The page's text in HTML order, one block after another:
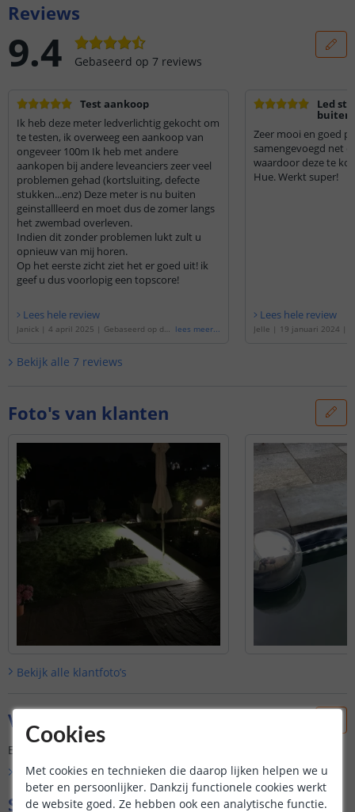
Reviews
9.4 Gebaseerd op 7 reviews
Test aankoop
Ik heb deze meter ledverlichtig gekocht om
te testen, ik overweeg een aankoop van
ongeveer 100m Ik heb met andere
aankopen bij andere leveanciers zeer veel
problemen gehad (kortsluiting, defecte
stukken...enz) Deze meter is nu buiten
geinstallleerd en moet dus de zomer langs
het zwembad overleven.
Indien dit zonder problemen lukt zult u
opnieuw van mij horen.
Op het eerste zicht ziet het er goed uit! ik
geef u dus voorlopig een topscore!
Lees hele review
Janick | 4 april 2025 | Gebaseerd op de ' lees meer...
Led
buiten
Zeer mooi en goed
samengevoegd net
waardoor deze te
Hue. Werkt super!
Lees hele review
Jelle | 19 januari 2024 |
Bekijk alle 7 reviews
Foto's van klanten
Bekijk alle klantfoto’s
Vraag & antwoord
Er is nog geen vraag gesteld over dit product.
Bekijk alle Vraag & antwoord
Specificaties
Cookies
Met cookies en technieken die daarop lijken helpen we u
beter en persoonlijker. Dankzij functionele cookies werkt
de website goed. Ze hebben ook een analytische functie.